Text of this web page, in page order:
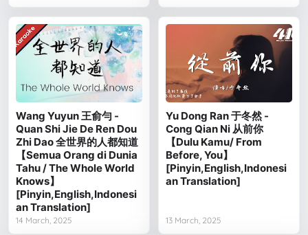
Wang Yuyun 王俞勻 -
Quan Shi Jie De Ren Dou
Zhi Dao 全世界的人都知道
【Semua Orang di Dunia
Tahu / The Whole World
Knows】
[Pinyin,English,Indonesi
an Translation]
14 March, 2025
Yu Dong Ran 于冬然 -
Cong Qian Ni 从前你
【Dulu Kamu/ From
Before, You】
[Pinyin,English,Indonesi
an Translation]
13 March, 2025